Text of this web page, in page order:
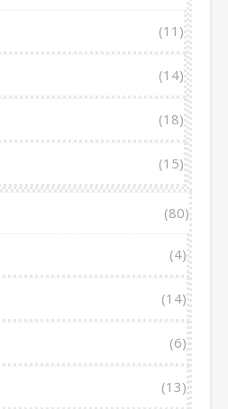
(11)
(14)
(18)
(15)
(80)
(4)
(14)
(6)
(13)